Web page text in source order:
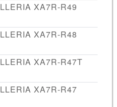
XA7R-R49
XA7R-R48
XA7R-R47T
XA7R-R47